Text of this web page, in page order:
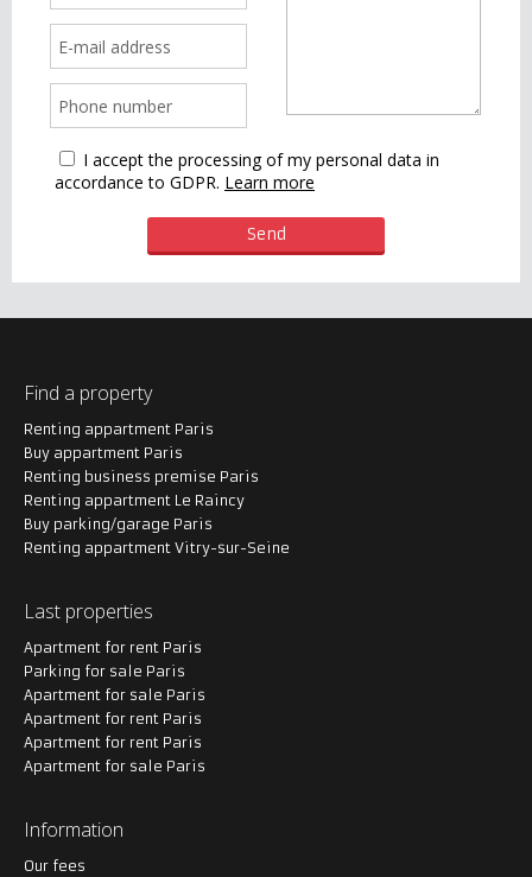
I accept the processing of my personal data in
accordance to GDPR. Learn more
Find a property
Renting appartment Paris
Buy appartment Paris
Renting business premise Paris
Renting appartment Le Raincy
Buy parking/garage Paris
Renting appartment Vitry-sur-Seine
Last properties
Apartment for rent Paris
Parking for sale Paris
Apartment for sale Paris
Apartment for rent Paris
Apartment for rent Paris
Apartment for sale Paris
Information
Our fees